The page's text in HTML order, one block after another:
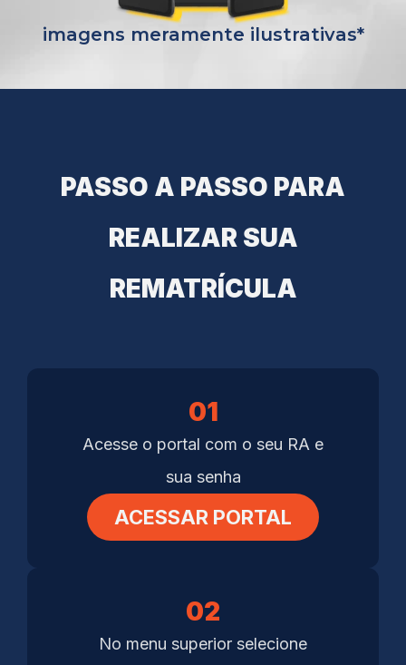
imagens meramente ilustrativas*
PASSO A PASSO PARA
REALIZAR SUA
REMATRÍCULA
01
Acesse o portal com o seu RA e
sua senha
ACESSAR PORTAL
02
No menu superior selecione